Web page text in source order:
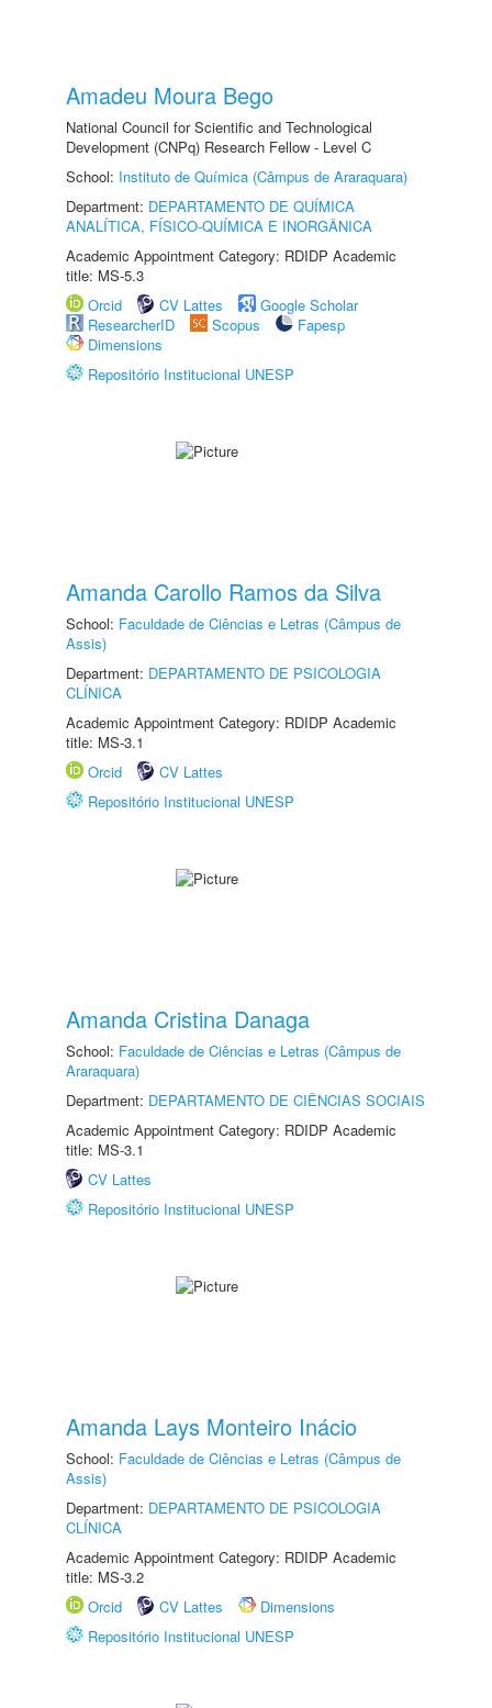
Amadeu Moura Bego
National Council for Scientific and Technological
Development (CNPq) Research Fellow - Level C
School: Instituto de Química (Câmpus de Araraquara)
Department: DEPARTAMENTO DE QUÍMICA
ANALÍTICA, FÍSICO-QUÍMICA E INORGÂNICA
Academic Appointment Category: RDIDP Academic
title: MS-5.3
Orcid
CV Lattes
Google Scholar
ResearcherID
Scopus
Fapesp
Dimensions
Repositório Institucional UNESP
Amanda Carollo Ramos da Silva
School: Faculdade de Ciências e Letras (Câmpus de
Assis)
Department: DEPARTAMENTO DE PSICOLOGIA
CLÍNICA
Academic Appointment Category: RDIDP Academic
title: MS-3.1
Orcid
CV Lattes
Repositório Institucional UNESP
Amanda Cristina Danaga
School: Faculdade de Ciências e Letras (Câmpus de
Araraquara)
Department: DEPARTAMENTO DE CIÊNCIAS SOCIAIS
Academic Appointment Category: RDIDP Academic
title: MS-3.1
CV Lattes
Repositório Institucional UNESP
Amanda Lays Monteiro Inácio
School: Faculdade de Ciências e Letras (Câmpus de
Assis)
Department: DEPARTAMENTO DE PSICOLOGIA
CLÍNICA
Academic Appointment Category: RDIDP Academic
title: MS-3.2
Orcid
CV Lattes
Dimensions
Repositório Institucional UNESP